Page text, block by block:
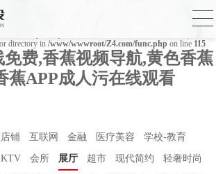
on device in
directory in /www/wwwroot/Z4.com/func.php on line 115
费,香蕉视频导航,黄色香蕉
蕉APP成人污在线观看
铺 互联网 金融 医疗美容 学校-教育
KTV 会所 展厅 超市 现代简约 轻奢时尚